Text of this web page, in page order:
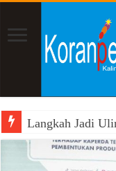
Langkah Jadi